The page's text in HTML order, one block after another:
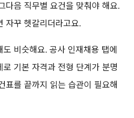
다음 직무별 요건을 맞춰야 해요.
자꾸 헷갈리더라고요.
비슷해요. 공사 인재채용 탭에
기본 자격과 전형 단계가 분명
표를 끝까지 읽는 습관이 필요해